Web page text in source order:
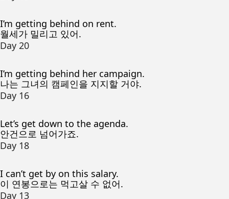
I’m getting behind on rent.
월세가 밀리고 있어.
Day 20
I’m getting behind her campaign.
나는 그녀의 캠페인을 지지할 거야.
Day 16
Let’s get down to the agenda.
안건으로 넘어가죠.
Day 18
I can’t get by on this salary.
이 연봉으로는 먹고살 수 없어.
Day 13